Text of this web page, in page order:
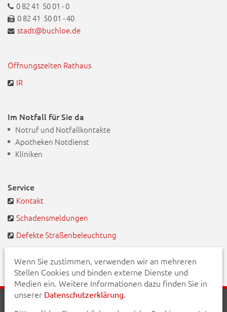
0 82 41 50 01 - 0
0 82 41 50 01 - 40
stadt@buchloe.de
Öffnungszeiten Rathaus
IR
Im Notfall für Sie da
Notruf und Notfallkontakte
Apotheken Notdienst
Kliniken
Service
Kontakt
Schadensmeldungen
Defekte Straßenbeleuchtung
Wenn Sie zustimmen, verwenden wir an mehreren
Stellen Cookies und binden externe Dienste und
Medien ein. Weitere Informationen dazu finden Sie in
unserer Datenschutzerklärung.